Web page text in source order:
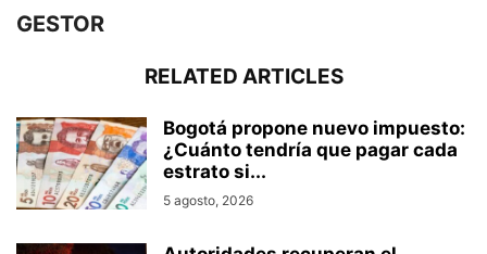
GESTOR
RELATED ARTICLES
Bogotá propone nuevo impuesto:
¿Cuánto tendría que pagar cada
estrato si...
5 agosto, 2026